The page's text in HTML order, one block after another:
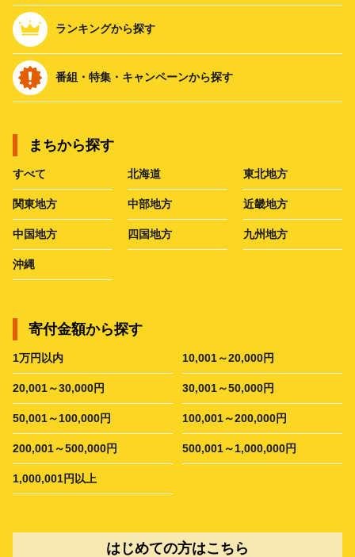
ランキングから探す
番組・特集・キャンペーンから探す
まちから探す
すべて 北海道 東北地方
関東地方 中部地方 近畿地方
中国地方 四国地方 九州地方
沖縄
寄付金額から探す
1万円以内 10,001～20,000円
20,001～30,000円 30,001～50,000円
50,001～100,000円 100,001～200,000円
200,001～500,000円 500,001～1,000,000円
1,000,001円以上
はじめての方はこちら